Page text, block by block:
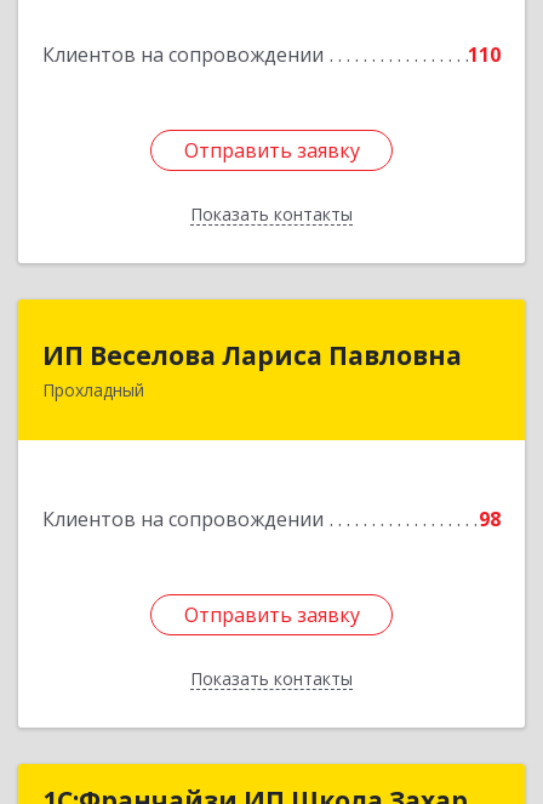
Клиентов на сопровождении 110
Отправить заявку
Показать контакты
Подробнее
Отправить заявку
Назад
ИП Веселова Лариса Павловна
Прохладный
Клиентов на сопровождении 98
Отправить заявку
Показать контакты
Отправить заявку
Назад